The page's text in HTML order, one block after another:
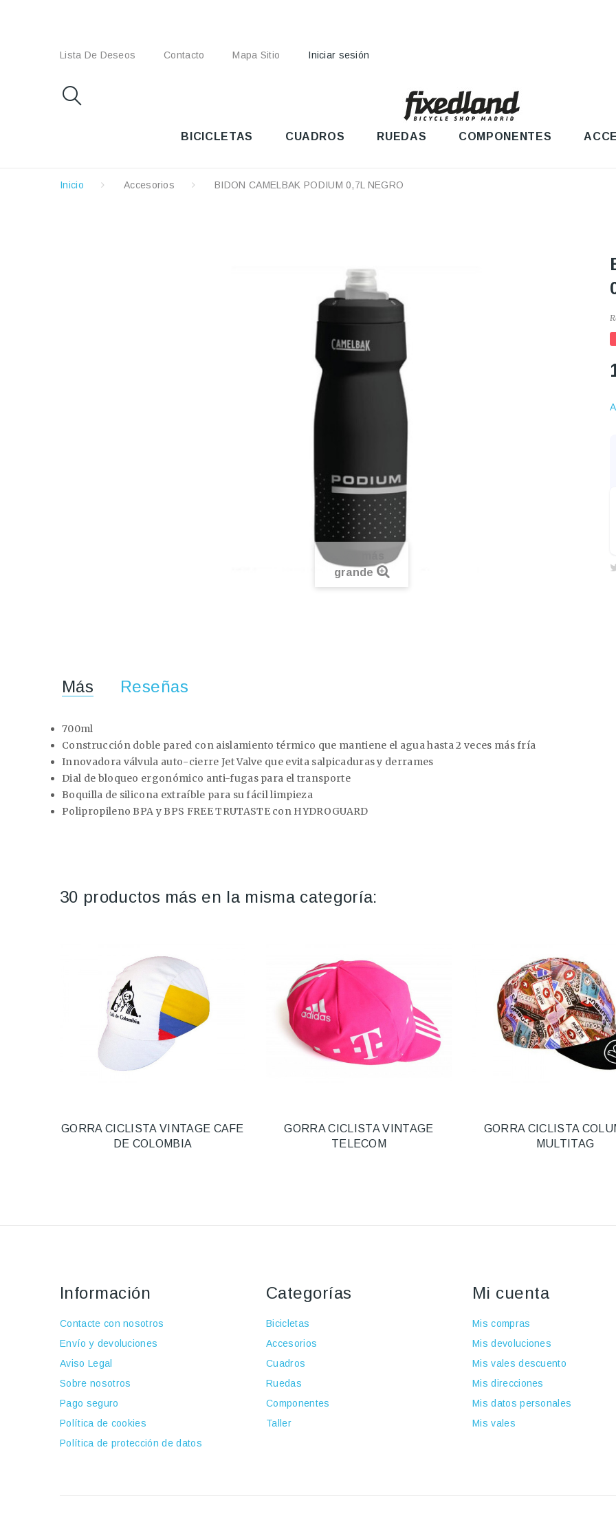
Lista De Deseos Contacto Mapa Sitio Iniciar sesión
BICICLETAS CUADROS RUEDAS COMPONENTES
Inicio Accesorios BIDON CAMELBAK PODIUM 0,7L NEGRO
grande
Más Reseñas
700ml
Construcción doble pared con aislamiento térmico que mantiene el agua hasta 2 veces más fría
Innovadora válvula auto-cierre Jet Valve que evita salpicaduras y derrames
Dial de bloqueo ergonómico anti-fugas para el transporte
Boquilla de silicona extraíble para su fácil limpieza
Polipropileno BPA y BPS FREE TRUTASTE con HYDROGUARD
30 productos más en la misma categoría:
GORRA CICLISTA VINTAGE CAFE
DE COLOMBIA
GORRA CICLISTA VINTAGE
TELECOM
GORRA CICLISTA
MULTITAG
Información
Contacte con nosotros
Envío y devoluciones
Aviso Legal
Sobre nosotros
Pago seguro
Política de cookies
Política de protección de datos
Categorías
Bicicletas
Accesorios
Cuadros
Ruedas
Componentes
Taller
Mi cuenta
Mis compras
Mis devoluciones
Mis vales descuento
Mis direcciones
Mis datos personales
Mis vales